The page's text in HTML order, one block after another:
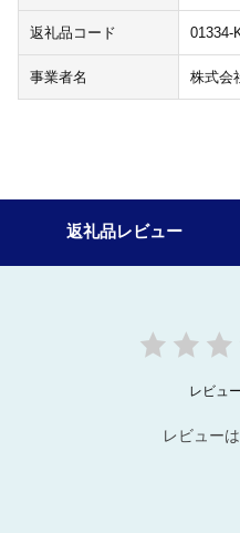
返礼品コード 01334-
事業者名 株式会
返礼品レビュー
レビュ
レビュー